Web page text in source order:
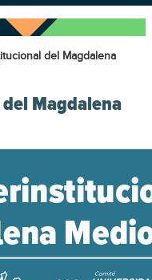
del Magdalena
Magdalena